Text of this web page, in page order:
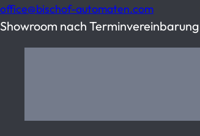
office@bischof-automaten.com
Showroom nach Terminvereinbarung